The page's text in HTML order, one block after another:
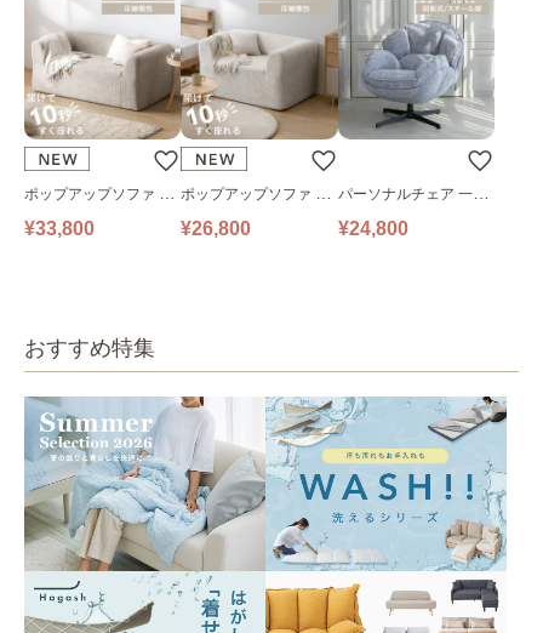
ポップアップソファ ソ
ファ フロアソファ 幅14
¥33,800
ポップアップソファ ソ
ファ フロアソファ 幅10
¥26,800
パーソナルチェア 一人
掛けソファ O’HANA ソ
¥24,800
おすすめ特集